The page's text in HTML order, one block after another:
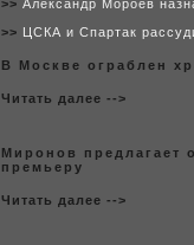
>> Александр Мороев
>> ЦСКА и Спартак
В Москве ограблен
Читать далее -->
Миpoнов предлагает
премьеру
Читать далее -->